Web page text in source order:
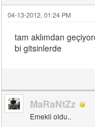
04-13-2012, 01:24 PM
tam aklımdan
bi gitsinlerde
MaRaNtZz
Emekli oldu..